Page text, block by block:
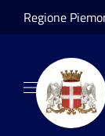
Salta al contenuto
Regione